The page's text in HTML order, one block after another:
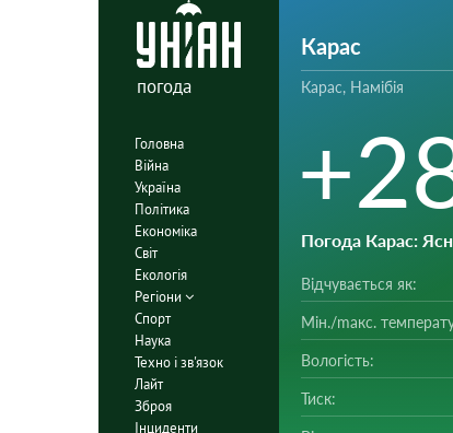
погода
Головна
Війна
Україна
Політика
Економіка
Світ
Екологія
Регіони
Спорт
Наука
Техно і зв'язок
Лайт
Зброя
Інциденти
Карас
Карас, Намібія
Погода Карас:
Відчувається як:
Мін./mакс.
Вологість:
Тиск: